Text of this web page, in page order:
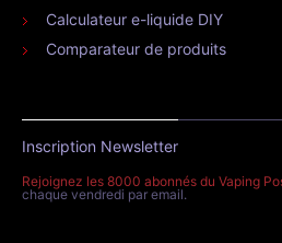
Calculateur e-liquide DIY
Comparateur de produits
Inscription Newsletter
Rejoignez les 8000 abonnés du Vaping
chaque vendredi par email.